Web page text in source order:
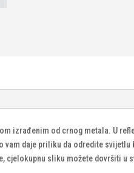
izrađenim od crnog metala. U
daje priliku da odredite
sliku možete dovršiti u